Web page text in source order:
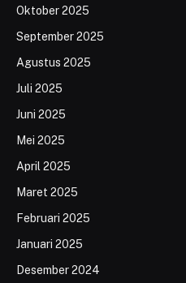
Oktober 2025
September 2025
Agustus 2025
Juli 2025
Juni 2025
Mei 2025
April 2025
Maret 2025
Februari 2025
Januari 2025
Desember 2024